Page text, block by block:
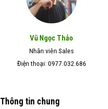
Vũ Ngọc Thảo
Nhân viên Sales
Điện thoại: 0977.032.686
Thông tin chung